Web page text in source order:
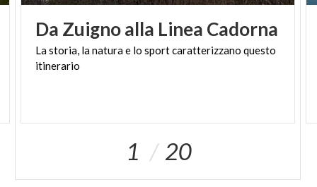
Da Zuignoalla Linea Cadorna
Lastoria, lanaturae lo sportcaratterizzano questo
itinerario
1 20